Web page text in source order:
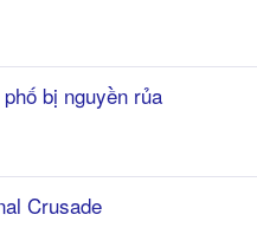
bị nguyền rủa
Crusade